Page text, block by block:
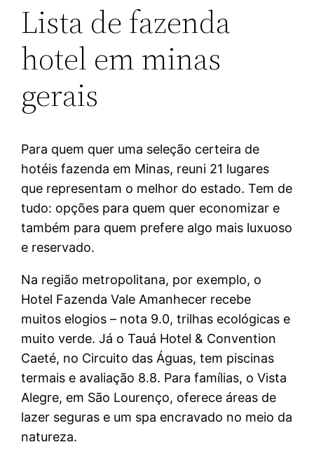
Lista de fazenda
hotel em minas
gerais
Para quem quer uma seleção certeira de
hotéis fazenda em Minas, reuni 21 lugares
que representam o melhor do estado. Tem de
tudo: opções para quem quer economizar e
também para quem prefere algo mais luxuoso
e reservado.
Na região metropolitana, por exemplo, o
Hotel Fazenda Vale Amanhecer recebe
muitos elogios – nota 9.0, trilhas ecológicas e
muito verde. Já o Tauá Hotel & Convention
Caeté, no Circuito das Águas, tem piscinas
termais e avaliação 8.8. Para famílias, o Vista
Alegre, em São Lourenço, oferece áreas de
lazer seguras e um spa encravado no meio da
natureza.